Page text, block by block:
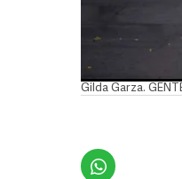
Gilda Garza.